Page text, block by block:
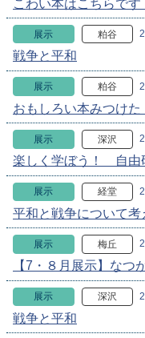
こわい本はこちらです
展示 粕谷
戦争と平和
展示 粕谷
おもしろい本みつけた
展示 深沢
楽しく学ぼう！ 自
展示 経堂
平和と戦争について考
展示 梅丘
【7・８月展示】なつ
展示 深沢
戦争と平和